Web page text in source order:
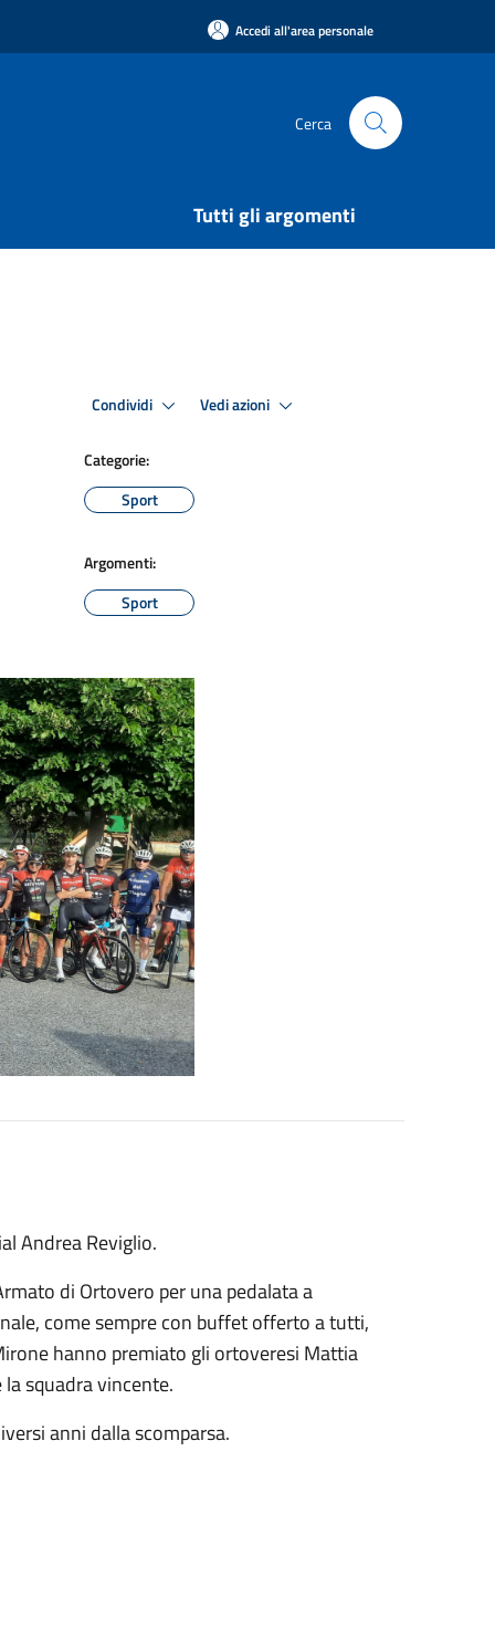
Accedi all'area personale
Cerca
Tutti gli argomenti
Condividi Vedi azioni
Categorie:
Sport
Argomenti:
Sport
Andrea Reviglio.
di Ortovero per una pedalata a
come sempre con buffet offerto a tutti,
hanno premiato gli ortoveresi Mattia
squadra vincente.
anni dalla scomparsa.